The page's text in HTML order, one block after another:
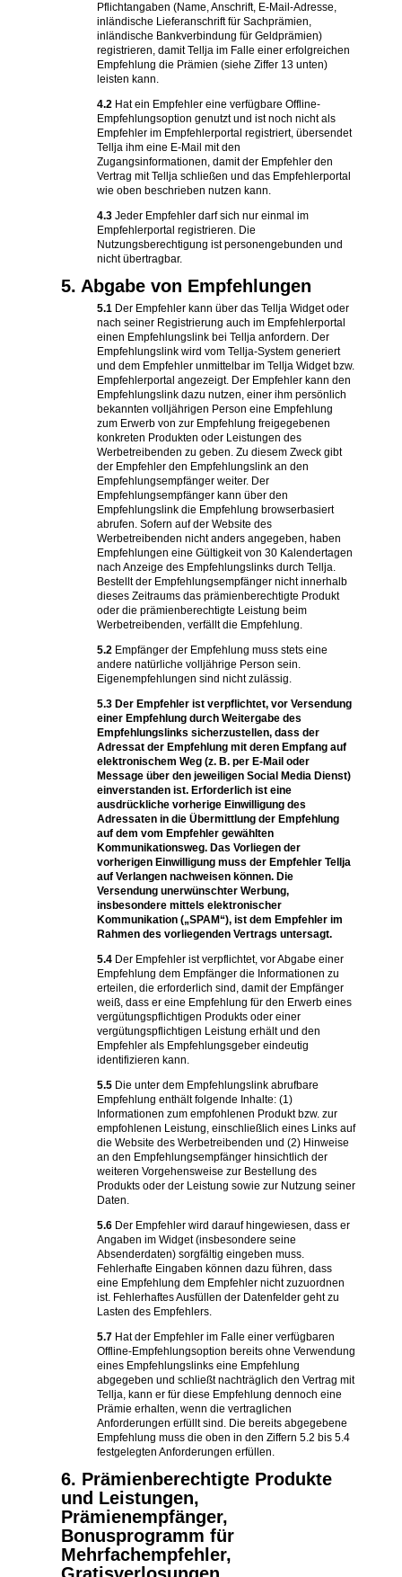
Pflichtangaben (Name, Anschrift, E-Mail-Adresse,
inländische Lieferanschrift für Sachprämien,
inländische Bankverbindung für Geldprämien)
registrieren, damit Tellja im Falle einer erfolgreichen
Empfehlung die Prämien (siehe Ziffer 13 unten)
leisten kann.
4.2 Hat ein Empfehler eine verfügbare Offline-
Empfehlungsoption genutzt und ist noch nicht als
Empfehler im Empfehlerportal registriert, übersendet
Tellja ihm eine E-Mail mit den
Zugangsinformationen, damit der Empfehler den
Vertrag mit Tellja schließen und das Empfehlerportal
wie oben beschrieben nutzen kann.
4.3 Jeder Empfehler darf sich nur einmal im
Empfehlerportal registrieren. Die
Nutzungsberechtigung ist personengebunden und
nicht übertragbar.
5. Abgabe von Empfehlungen
5.1 Der Empfehler kann über das Tellja Widget oder
nach seiner Registrierung auch im Empfehlerportal
einen Empfehlungslink bei Tellja anfordern. Der
Empfehlungslink wird vom Tellja-System generiert
und dem Empfehler unmittelbar im Tellja Widget bzw.
Empfehlerportal angezeigt. Der Empfehler kann den
Empfehlungslink dazu nutzen, einer ihm persönlich
bekannten volljährigen Person eine Empfehlung
zum Erwerb von zur Empfehlung freigegebenen
konkreten Produkten oder Leistungen des
Werbetreibenden zu geben. Zu diesem Zweck gibt
der Empfehler den Empfehlungslink an den
Empfehlungsempfänger weiter. Der
Empfehlungsempfänger kann über den
Empfehlungslink die Empfehlung browserbasiert
abrufen. Sofern auf der Website des
Werbetreibenden nicht anders angegeben, haben
Empfehlungen eine Gültigkeit von 30 Kalendertagen
nach Anzeige des Empfehlungslinks durch Tellja.
Bestellt der Empfehlungsempfänger nicht innerhalb
dieses Zeitraums das prämienberechtigte Produkt
oder die prämienberechtigte Leistung beim
Werbetreibenden, verfällt die Empfehlung.
5.2 Empfänger der Empfehlung muss stets eine
andere natürliche volljährige Person sein.
Eigenempfehlungen sind nicht zulässig.
5.3 Der Empfehler ist verpflichtet, vor Versendung
einer Empfehlung durch Weitergabe des
Empfehlungslinks sicherzustellen, dass der
Adressat der Empfehlung mit deren Empfang auf
elektronischem Weg (z. B. per E-Mail oder
Message über den jeweiligen Social Media Dienst)
einverstanden ist. Erforderlich ist eine
ausdrückliche vorherige Einwilligung des
Adressaten in die Übermittlung der Empfehlung
auf dem vom Empfehler gewählten
Kommunikationsweg. Das Vorliegen der
vorherigen Einwilligung muss der Empfehler Tellja
auf Verlangen nachweisen können. Die
Versendung unerwünschter Werbung,
insbesondere mittels elektronischer
Kommunikation („SPAM“), ist dem Empfehler im
Rahmen des vorliegenden Vertrags untersagt.
5.4 Der Empfehler ist verpflichtet, vor Abgabe einer
Empfehlung dem Empfänger die Informationen zu
erteilen, die erforderlich sind, damit der Empfänger
weiß, dass er eine Empfehlung für den Erwerb eines
vergütungspflichtigen Produkts oder einer
vergütungspflichtigen Leistung erhält und den
Empfehler als Empfehlungsgeber eindeutig
identifizieren kann.
5.5 Die unter dem Empfehlungslink abrufbare
Empfehlung enthält folgende Inhalte: (1)
Informationen zum empfohlenen Produkt bzw. zur
empfohlenen Leistung, einschließlich eines Links auf
die Website des Werbetreibenden und (2) Hinweise
an den Empfehlungsempfänger hinsichtlich der
weiteren Vorgehensweise zur Bestellung des
Produkts oder der Leistung sowie zur Nutzung seiner
Daten.
5.6 Der Empfehler wird darauf hingewiesen, dass er
Angaben im Widget (insbesondere seine
Absenderdaten) sorgfältig eingeben muss.
Fehlerhafte Eingaben können dazu führen, dass
eine Empfehlung dem Empfehler nicht zuzuordnen
ist. Fehlerhaftes Ausfüllen der Datenfelder geht zu
Lasten des Empfehlers.
5.7 Hat der Empfehler im Falle einer verfügbaren
Offline-Empfehlungsoption bereits ohne Verwendung
eines Empfehlungslinks eine Empfehlung
abgegeben und schließt nachträglich den Vertrag mit
Tellja, kann er für diese Empfehlung dennoch eine
Prämie erhalten, wenn die vertraglichen
Anforderungen erfüllt sind. Die bereits abgegebene
Empfehlung muss die oben in den Ziffern 5.2 bis 5.4
festgelegten Anforderungen erfüllen.
6. Prämienberechtigte Produkte
und Leistungen,
Prämienempfänger,
Bonusprogramm für
Mehrfachempfehler,